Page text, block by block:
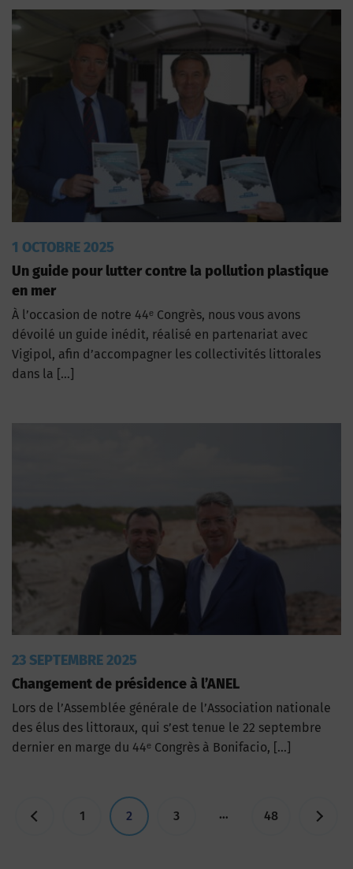
1 OCTOBRE 2025
Un guide pour lutter contre la pollution plastique
en mer
À l’occasion de notre 44ᵉ Congrès, nous vous avons
dévoilé un guide inédit, réalisé en partenariat avec
Vigipol, afin d’accompagner les collectivités littorales
dans la […]
23 SEPTEMBRE 2025
Changement de présidence à l’ANEL
Lors de l’Assemblée générale de l’Association nationale
des élus des littoraux, qui s’est tenue le 22 septembre
dernier en marge du 44ᵉ Congrès à Bonifacio, […]
Pagination
1 2 3 … 48